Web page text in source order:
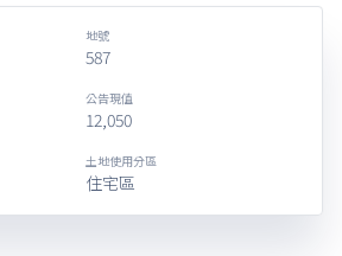
地號
587
公告現值
12,050
土地使用分區
住宅區